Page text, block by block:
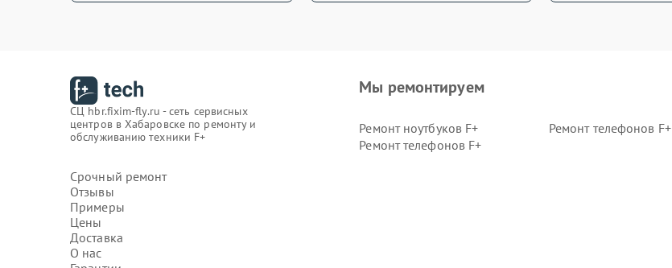
СЦ hbr.fixim-fly.ru - сеть сервисных
центров в Хабаровске по ремонту и
обслуживанию техники F+
Срочный ремонт
Отзывы
Примеры
Цены
Доставка
О нас
Мы ремонтируем
Ремонт ноутбуков F+
Ремонт телефонов F+
Ремонт телефонов F+